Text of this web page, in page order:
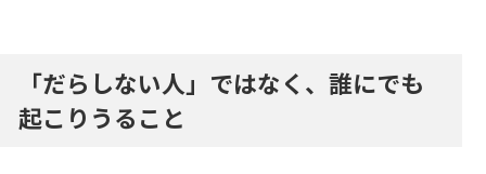
「だらしない人」ではなく、誰にでも
起こりうること